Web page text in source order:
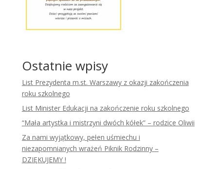
Ostatnie wpisy
List Prezydenta m.st. Warszawy z okazji zakończenia
roku szkolnego
List Minister Edukacji na zakończenie roku szkolnego
“Mała artystka i mistrzyni dwóch kółek” – rodzice Oliwii
Za nami wyjątkowy, pełen uśmiechu i
niezapomnianych wrażeń Piknik Rodzinny –
DZIĘKUJEMY !